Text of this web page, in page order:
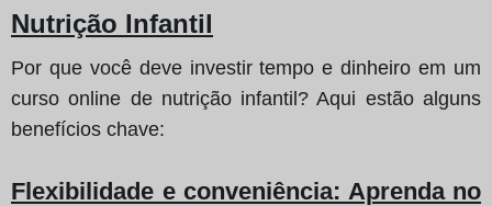
Nutrição Infantil
Por que você deve investir tempo e dinheiro em um
curso online de nutrição infantil? Aqui estão alguns
benefícios chave:
Flexibilidade e conveniência: Aprenda no